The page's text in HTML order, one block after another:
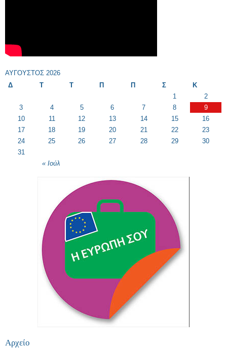
ΑΎΓΟΥΣΤΟΣ 2026
Δ
Τ Τ Π Π Σ Κ
« Ιούλ
1
2
3
4 5 6 7 8
9
10
11 12 13 14 15
16
17
18 19 20 21 22
23
24
25 26 27 28 29
30
31
Αρχείο